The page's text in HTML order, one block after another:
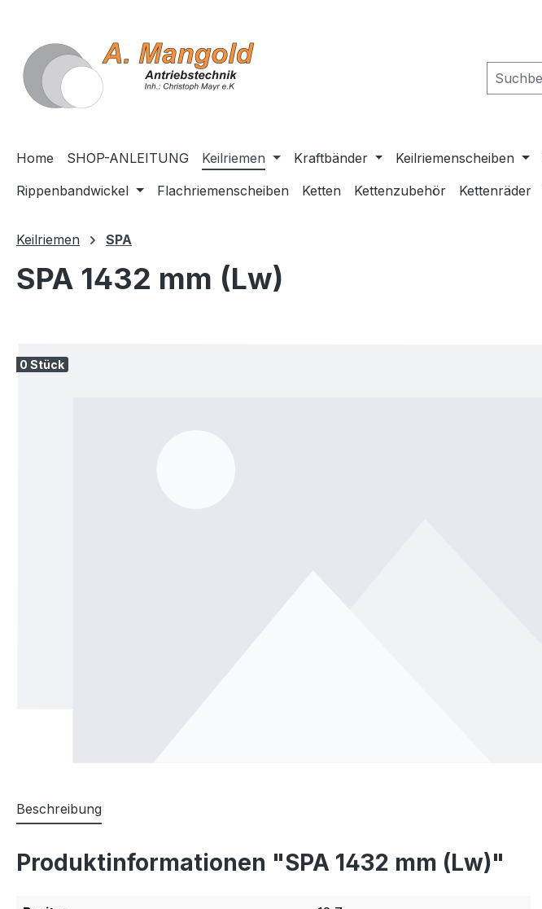
Home SHOP-ANLEITUNG Keilriemen Kraftbänder Keilriemenscheiben
Rippenbandwickel
Flachriemenscheiben Ketten Kettenzubehör Kettenräder
Keilriemen SPA
SPA 1432 mm (Lw)
0 Stück
Beschreibung
Produktinformationen "SPA 1432 mm (Lw)"